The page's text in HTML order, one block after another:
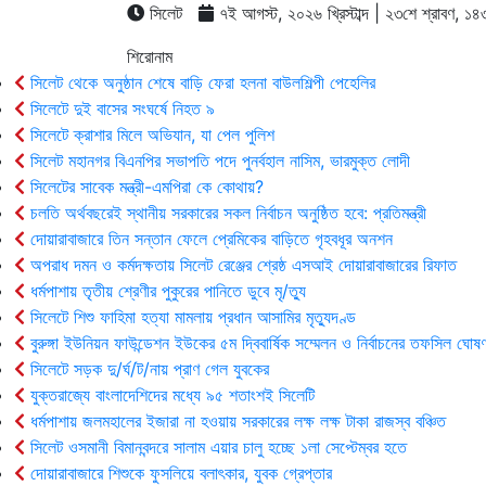
সিলেট
৭ই আগস্ট, ২০২৬ খ্রিস্টাব্দ | ২৩শে শ্রাবণ,
শিরোনাম
সিলেট থেকে অনুষ্ঠান শেষে বাড়ি ফেরা হলনা বাউলশিল্পী পেহেলির
সিলেটে দুই বাসের সংঘর্ষে নিহত ৯
সিলেটে ক্রাশার মিলে অভিযান, যা পেল পুলিশ
সিলেট মহানগর বিএনপির সভাপতি পদে পুনর্বহাল নাসিম, ভারমুক্ত লোদী
সিলেটের সাবেক মন্ত্রী-এমপিরা কে কোথায়?
চলতি অর্থবছরেই স্থানীয় সরকারের সকল নির্বাচন অনুষ্ঠিত হবে: প্রতিমন্ত্রী
দোয়ারাবাজারে তিন সন্তান ফেলে প্রেমিকের বাড়িতে গৃহবধূর অনশন
অপরাধ দমন ও কর্মদক্ষতায় সিলেট রেঞ্জের শ্রেষ্ঠ এসআই দোয়ারাবাজারের রিফাত
ধর্মপাশায় তৃতীয় শ্রেণীর পুকুরের পানিতে ডুবে মৃ/ত্যু
সিলেটে শিশু ফাহিমা হত্যা মামলায় প্রধান আসামির মৃত্যুদণ্ড
বুরুঙ্গা ইউনিয়ন ফাউন্ডেশন ইউকের ৫ম দ্বিবার্ষিক সম্মেলন ও নির্বাচনের তফসিল
সিলেটে সড়ক দু/র্ঘ/ট/নায় প্রাণ গেল যুবকের
যুক্তরাজ্যে বাংলাদেশিদের মধ্যে ৯৫ শতাংশই সিলেটি
ধর্মপাশায় জলমহালের ইজারা না হওয়ায় সরকারের লক্ষ লক্ষ টাকা রাজস্ব বঞ্চিত
সিলেট ওসমানী বিমানবন্দরে সালাম এয়ার চালু হচ্ছে ১লা সেপ্টেম্বর হতে
দোয়ারাবাজারে শিশুকে ফুসলিয়ে বলাৎকার, যুবক গ্রেপ্তার